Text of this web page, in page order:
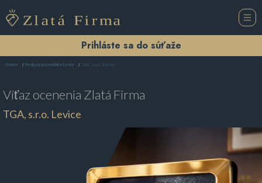
Prihláste sa do súťaže
Domov Predajca automobilov Levice TGA, s.r.o. Levice
Víťaz ocenenia Zlatá Firma
TGA, s.r.o. Levice